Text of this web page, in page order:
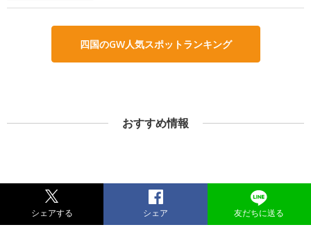
四国のGW人気スポットランキング
おすすめ情報
シェアする シェア 友だちに送る